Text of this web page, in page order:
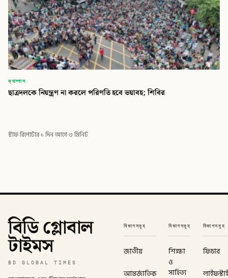
ক্যাম্পাস
ছাত্রদলকে নিয়ন্ত্রণ না করলে পরিণতি হবে ভয়াবহ; শিবির
স্টাফ রিপোর্টার·১ দিন আগে·৩ মিনিট
বিডি গ্লোবাল
টাইমস
BD GLOBAL TIMES
বিভাগসমূহ
জাতীয়
আন্তর্জাতিক
বিভাগসমূহ
শিক্ষা
ও
সাহিত্য
বিভাগসমূহ
ফিচার